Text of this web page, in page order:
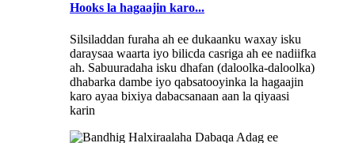
Hooks la hagaajin karo...
Silsiladdan furaha ah ee dukaanku waxay isku
daraysaa waarta iyo bilicda casriga ah ee nadiifka
ah. Sabuuradaha isku dhafan (daloolka-daloolka)
dhabarka dambe iyo qabsatooyinka la hagaajin
karo ayaa bixiya dabacsanaan aan la qiyaasi
karin